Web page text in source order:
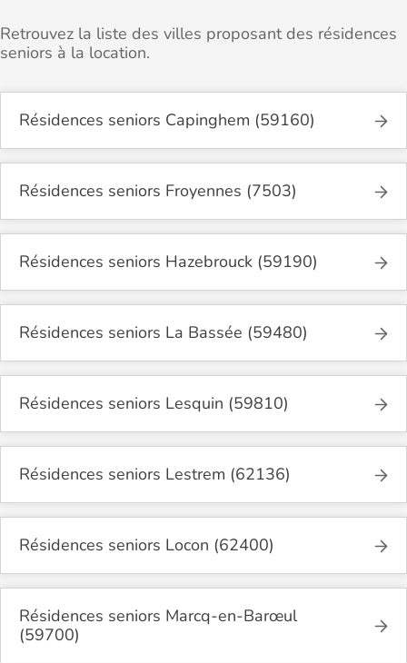
Retrouvez la liste des villes proposant des résidences
seniors à la location.
Résidences seniors Capinghem (59160)
Résidences seniors Froyennes (7503)
Résidences seniors Hazebrouck (59190)
Résidences seniors La Bassée (59480)
Résidences seniors Lesquin (59810)
Résidences seniors Lestrem (62136)
Résidences seniors Locon (62400)
Résidences seniors Marcq-en-Barœul
(59700)